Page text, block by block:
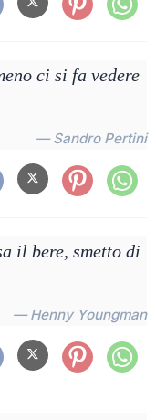
ci si fa vedere
— Sandro Pertini
il bere, smetto di
— Henny Youngman